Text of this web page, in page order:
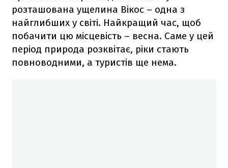
розташована ущелина Вікос – одна з
найглибших у світі. Найкращий час, щоб
побачити цю місцевість – весна. Саме у цей
період природа розквітає, ріки стають
повноводними, а туристів ще нема.